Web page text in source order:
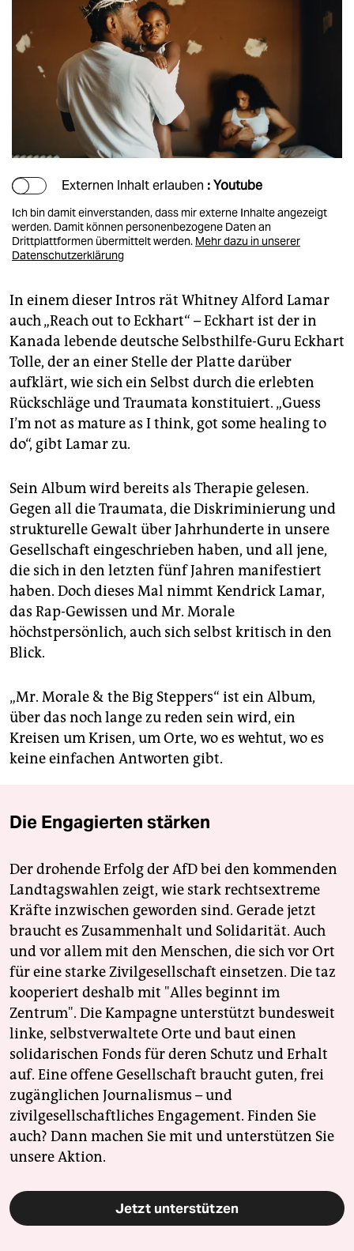
Externen Inhalt erlauben : Youtube
Ich bin damit einverstanden, dass mir externe Inhalte angezeigt
werden. Damit können personenbezogene Daten an
Drittplattformen übermittelt werden. Mehr dazu in unserer
Datenschutzerklärung
In einem dieser Intros rät Whitney Alford Lamar
auch „Reach out to Eckhart“ – Eckhart ist der in
Kanada lebende deutsche Selbsthilfe-Guru Eckhart
Tolle, der an einer Stelle der Platte darüber
aufklärt, wie sich ein Selbst durch die erlebten
Rückschläge und Traumata konstituiert. „Guess
I’m not as mature as I think, got some healing to
do“, gibt Lamar zu.
Sein Album wird bereits als Therapie gelesen.
Gegen all die Traumata, die Diskriminierung und
strukturelle Gewalt über Jahrhunderte in unsere
Gesellschaft eingeschrieben haben, und all jene,
die sich in den letzten fünf Jahren manifestiert
haben. Doch dieses Mal nimmt Kendrick Lamar,
das Rap-Gewissen und Mr. Morale
höchstpersönlich, auch sich selbst kritisch in den
Blick.
„Mr. Morale & the Big Steppers“ ist ein Album,
über das noch lange zu reden sein wird, ein
Kreisen um Krisen, um Orte, wo es wehtut, wo es
keine einfachen Antworten gibt.
Die Engagierten stärken
Der drohende Erfolg der AfD bei den kommenden
Landtagswahlen zeigt, wie stark rechtsextreme
Kräfte inzwischen geworden sind. Gerade jetzt
braucht es Zusammenhalt und Solidarität. Auch
und vor allem mit den Menschen, die sich vor Ort
für eine starke Zivilgesellschaft einsetzen. Die taz
kooperiert deshalb mit "Alles beginnt im
Zentrum". Die Kampagne unterstützt bundesweit
linke, selbstverwaltete Orte und baut einen
solidarischen Fonds für deren Schutz und Erhalt
auf. Eine offene Gesellschaft braucht guten, frei
zugänglichen Journalismus – und
zivilgesellschaftliches Engagement. Finden Sie
auch? Dann machen Sie mit und unterstützen Sie
unsere Aktion.
Jetzt unterstützen